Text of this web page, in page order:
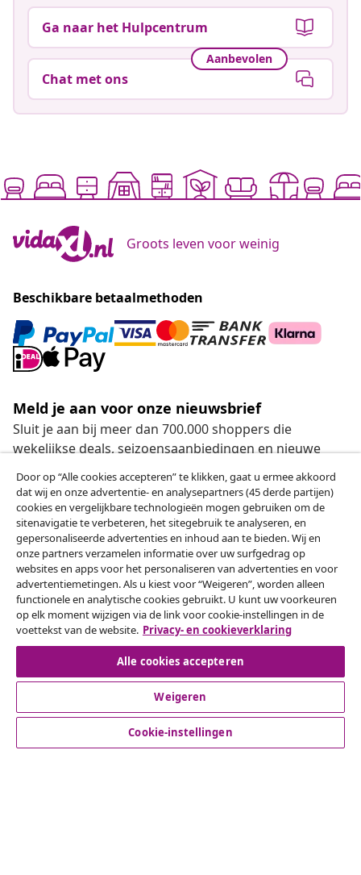
Ga naar het Hulpcentrum
Aanbevolen
Chat met ons
Groots leven voor weinig
Beschikbare betaalmethoden
Meld je aan voor onze nieuwsbrief
Sluit je aan bij meer dan 700.000 shoppers die
wekelijkse deals, seizoensaanbiedingen en nieuwe
Onze sociale media
Herroeping van de overeenkomst
Een annulering voor je bestelling indienen
Herroeping van de overeenkomst
Klantenservice
Door op “Alle cookies accepteren” te klikken, gaat u ermee akkoord
dat wij en onze advertentie- en analysepartners (45 derde partijen)
cookies en vergelijkbare technologieën mogen gebruiken om de
sitenavigatie te verbeteren, het sitegebruik te analyseren, en
gepersonaliseerde advertenties en inhoud aan te bieden. Wij en
onze partners verzamelen informatie over uw surfgedrag op
websites en apps voor het personaliseren van advertenties en voor
advertentiemetingen. Als u kiest voor “Weigeren”, worden alleen
functionele en analytische cookies gebruikt. U kunt uw voorkeuren
op elk moment wijzigen via de link voor cookie-instellingen in de
voettekst van de website. Privacy- en cookieverklaring
Alle cookies accepteren
Weigeren
Cookie-instellingen